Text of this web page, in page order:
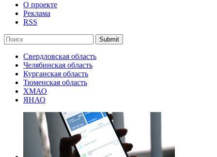
О проекте
Реклама
RSS
Submit
Свердловская область
Челябинская область
Курганская область
Тюменская область
ХМАО
ЯНАО